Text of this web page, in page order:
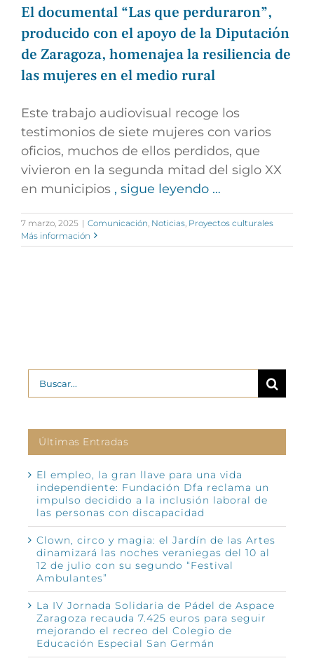
El documental “Las que perduraron”,
producido con el apoyo de la Diputación
de Zaragoza, homenajea la resiliencia de
las mujeres en el medio rural
Este trabajo audiovisual recoge los
testimonios de siete mujeres con varios
oficios, muchos de ellos perdidos, que
vivieron en la segunda mitad del siglo XX
en municipios , sigue leyendo …
7 marzo, 2025 | Comunicación Noticias Proyectos culturales
Más información
Buscar:
Últimas Entradas
El empleo, la gran llave para una vida
independiente: Fundación Dfa reclama un
impulso decidido a la inclusión laboral de
las personas con discapacidad
Clown, circo y magia: el Jardín de las Artes
dinamizará las noches veraniegas del 10 al
12 de julio con su segundo “Festival
Ambulantes”
La IV Jornada Solidaria de Pádel de Aspace
Zaragoza recauda 7.425 euros para seguir
mejorando el recreo del Colegio de
Educación Especial San Germán